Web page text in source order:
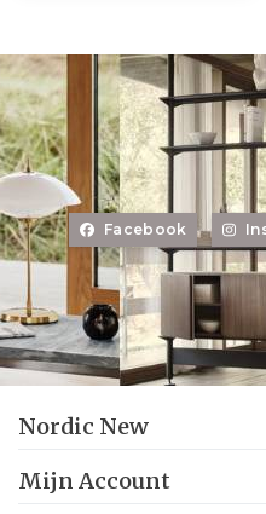
Facebook
Nordic New
Mijn Account